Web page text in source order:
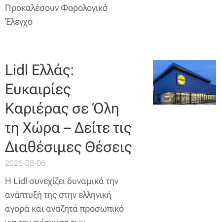
Προκαλέσουν Φορολογικό
Έλεγχο
Lidl Ελλάς:
Ευκαιρίες
Καριέρας σε Όλη
τη Χώρα – Δείτε τις
Διαθέσιμες Θέσεις
2026-08-06
Η Lidl συνεχίζει δυναμικά την
ανάπτυξή της στην ελληνική
αγορά και αναζητά προσωπικό